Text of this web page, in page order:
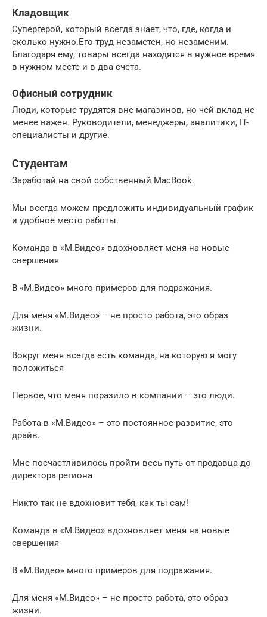
Кладовщик
Супергерой, который всегда знает, что, где, когда и
сколько нужно.Его труд незаметен, но незаменим.
Благодаря ему, товары всегда находятся в нужное время
в нужном месте и в два счета.
Офисный сотрудник
Люди, которые трудятся вне магазинов, но чей вклад не
менее важен. Руководители, менеджеры, аналитики, IT-
специалисты и другие.
Студентам
Заработай на свой собственный MacBook.
Мы всегда можем предложить индивидуальный график
и удобное место работы.
Команда в «М.Видео» вдохновляет меня на новые
свершения
В «М.Видео» много примеров для подражания.
Для меня «М.Видео» – не просто работа, это образ
жизни.
Вокруг меня всегда есть команда, на которую я могу
положиться
Первое, что меня поразило в компании – это люди.
Работа в «М.Видео» – это постоянное развитие, это
драйв.
Мне посчастливилось пройти весь путь от продавца до
директора региона
Никто так не вдохновит тебя, как ты сам!
Команда в «М.Видео» вдохновляет меня на новые
свершения
В «М.Видео» много примеров для подражания.
Для меня «М.Видео» – не просто работа, это образ
жизни.